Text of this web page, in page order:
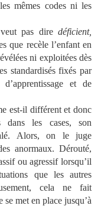
mêmes codes ni les
pas diredéficient,
que recèle l’enfant en
ni exploitées dès
standardisés fixés par
et de
est-il différent et donc
dans les cases, son
Alors, on le juge
anormaux. Dérouté,
ou agressif lorsqu’il
que les autres
cela ne fait
met en place jusqu’à